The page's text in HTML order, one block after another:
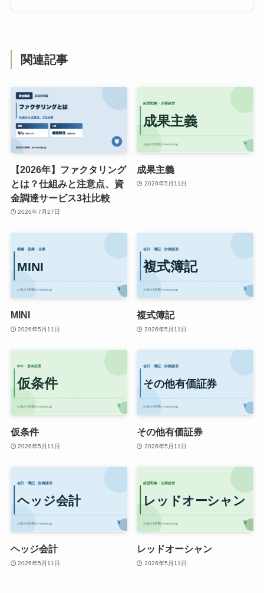
関連記事
【2026年】ファクタリング
とは？仕組みと注意点、資
金調達サービス3社比較
2026年7月27日
成果主義
2026年5月11日
MINI
2026年5月11日
複式簿記
2026年5月11日
仮条件
2026年5月11日
その他有価証券
2026年5月11日
ヘッジ会計
2026年5月11日
レッドオーシャン
2026年5月11日